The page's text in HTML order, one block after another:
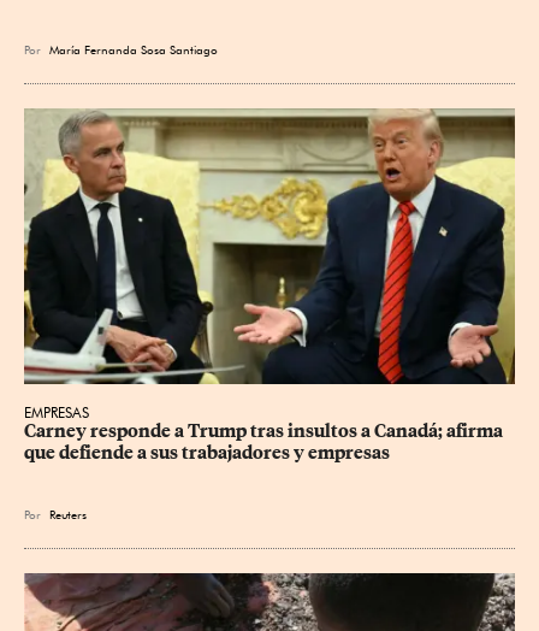
Por María Fernanda Sosa Santiago
EMPRESAS
Carney responde a Trump tras insultos a Canadá; afirma
que defiende a sus trabajadores y empresas
Por Reuters